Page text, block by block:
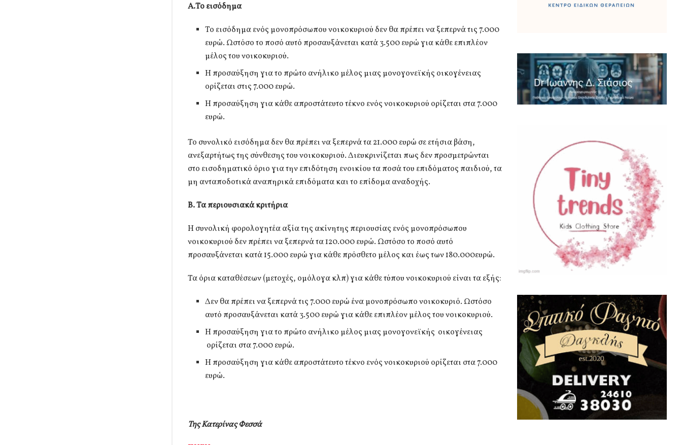
Α.Το εισόδημα
Το εισόδημα ενός μονοπρόσωπου νοικοκυριού δεν θα πρέπει να ξεπερνά τις 7.000
ευρώ. Ωστόσο το ποσό αυτό προσαυξάνεται κατά 3.500 ευρώ για κάθε επιπλέον
μέλος του νοικοκυριού.
Η προσαύξηση για το πρώτο ανήλικο μέλος μιας μονογονεϊκής οικογένειας
ορίζεται στις 7.000 ευρώ.
Η προσαύξηση για κάθε απροστάτευτο τέκνο ενός νοικοκυριού ορίζεται στα 7.000
ευρώ.
Το συνολικό εισόδημα δεν θα πρέπει να ξεπερνά τα 21.000 ευρώ σε ετήσια βάση,
ανεξαρτήτως της σύνθεσης του νοικοκυριού. Διευκρινίζεται πως δεν προσμετρώνται
στο εισοδηματικό όριο για την επιδότηση ενοικίου τα ποσά του επιδόματος παιδιού, τα
μη ανταποδοτικά αναπηρικά επιδόματα και το επίδομα αναδοχής.
Β. Τα περιουσιακά κριτήρια
Η συνολική φορολογητέα αξία της ακίνητης περιουσίας ενός μονοπρόσωπου
νοικοκυριού δεν πρέπει να ξεπερνά τα 120.000 ευρώ. Ωστόσο το ποσό αυτό
προσαυξάνεται κατά 15.000 ευρώ για κάθε πρόσθετο μέλος και έως των 180.000ευρώ.
Τα όρια καταθέσεων (μετοχές, ομόλογα κλπ) για κάθε τύπου νοικοκυριού είναι τα εξής:
Δεν θα πρέπει να ξεπερνά τις 7.000 ευρώ ένα μονοπρόσωπο νοικοκυριό. Ωστόσο
αυτό προσαυξάνεται κατά 3.500 ευρώ για κάθε επιπλέον μέλος του νοικοκυριού.
Η προσαύξηση για το πρώτο ανήλικο μέλος μιας μονογονεϊκής οικογένειας
ορίζεται στα 7.000 ευρώ.
Η προσαύξηση για κάθε απροστάτευτο τέκνο ενός νοικοκυριού ορίζεται στα 7.000
ευρώ.
Της Κατερίνας Φεσσά